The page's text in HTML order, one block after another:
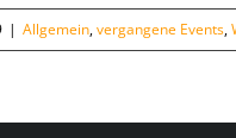
| Allgemein,vergangene Events,